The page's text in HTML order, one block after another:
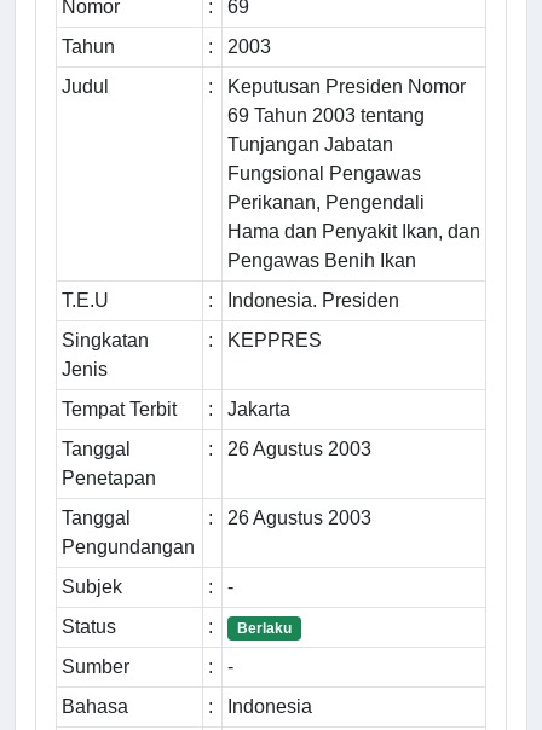
Nomor
:
69
Tahun
:
2003
Judul
:
Keputusan Presiden Nomor
69 Tahun 2003 tentang
Tunjangan Jabatan
Fungsional Pengawas
Perikanan, Pengendali
Hama dan Penyakit Ikan, dan
Pengawas Benih Ikan
T.E.U
:
Indonesia. Presiden
Singkatan
Jenis
: KEPPRES
Tempat Terbit :
Jakarta
Tanggal
Penetapan
: 26 Agustus 2003
Tanggal
Pengundangan
: 26 Agustus 2003
Subjek :
-
Status
: Berlaku
Sumber :
-
Bahasa
: Indonesia